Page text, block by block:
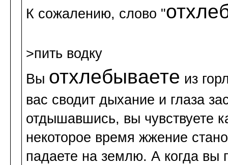
К сожалению, слово "
>пить водку
Вы отхлебываете из
вас сводит дыхание и глаза
отдышавшись, вы чувствуете
некоторое время жжение
падаете на землю. А когда вы